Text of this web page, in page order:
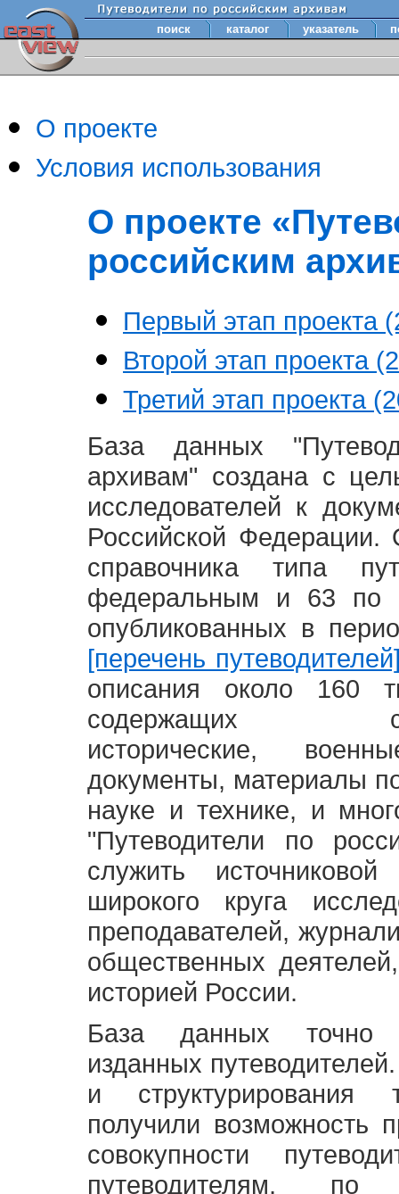
поиск каталог указатель
О проекте
Условия использования
О проекте
российским
Первый этап проекта
Второй этап проекта
Третий этап проекта
База данных
архивам" создана с
исследователей к
Российской
справочника типа
федеральным и 63 по
опубликованных в
[перечень
описания около 160
содержащих
исторические,
документы, материалы
науке и технике, и
"Путеводители по
служить
широкого круга
преподавателей,
общественных
историей России.
База данных точно
изданных
и структурирования
получили возможность
совокупности
путеводителям,